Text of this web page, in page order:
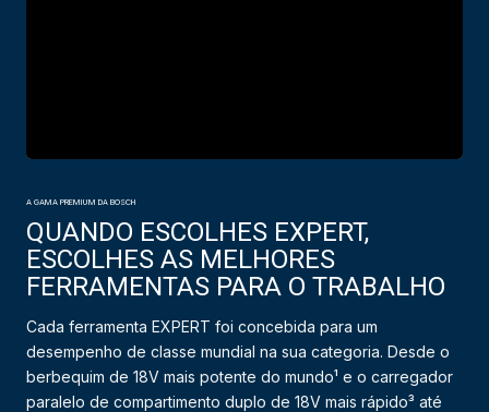
A GAMA PREMIUM DA BOSCH
QUANDO ESCOLHES EXPERT,
ESCOLHES AS MELHORES
FERRAMENTAS PARA O TRABALHO
Cada ferramenta EXPERT foi concebida para um
desempenho de classe mundial na sua categoria. Desde o
berbequim de 18V mais potente do mundo¹ e o carregador
paralelo de compartimento duplo de 18V mais rápido³ até